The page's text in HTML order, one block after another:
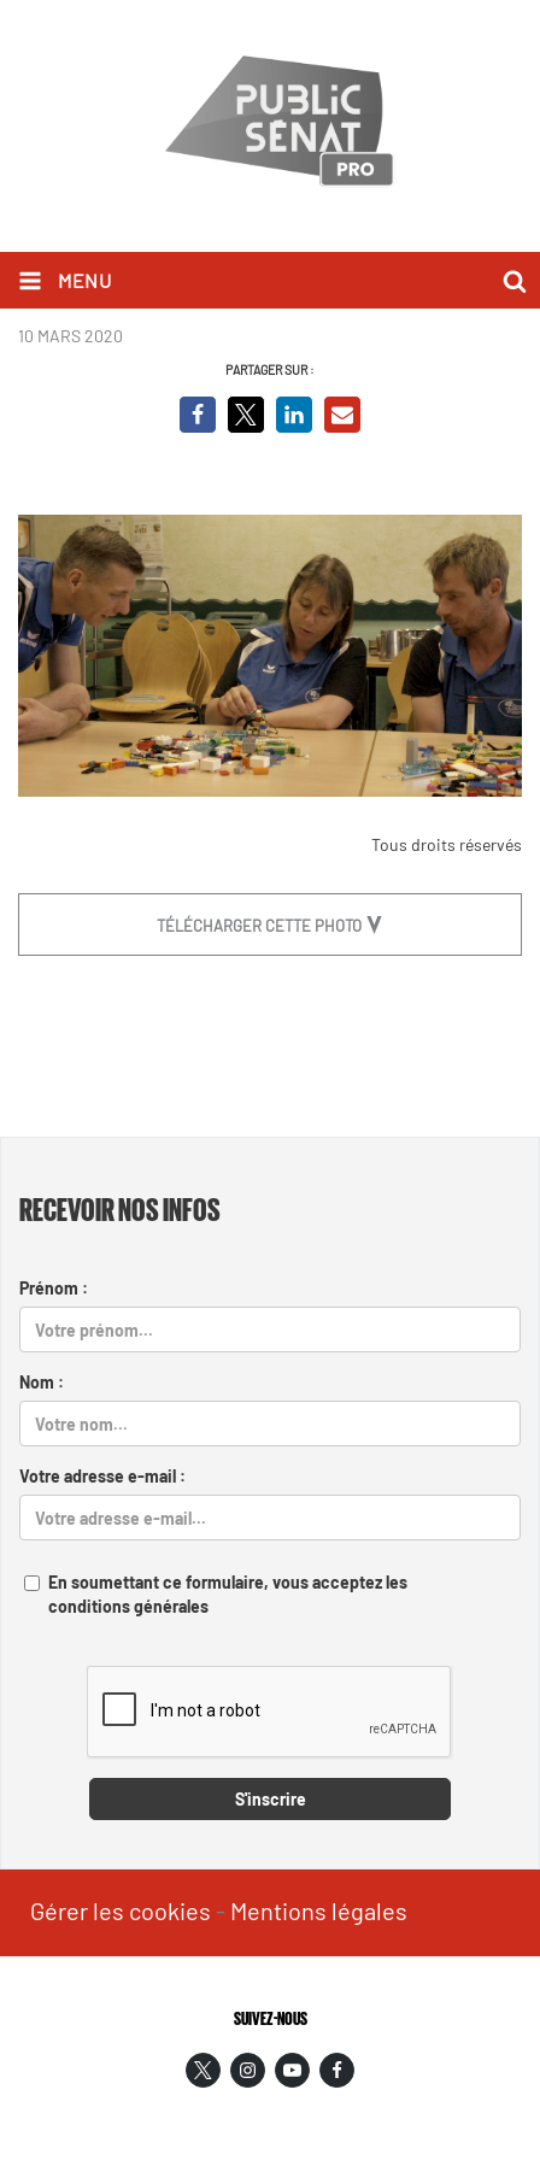
MENU
Le souffle du canon
10 MARS 2020
PARTAGER SUR :
Tous droits réservés
TÉLÉCHARGER CETTE PHOTO
RECEVOIR NOS INFOS
Prénom :
Nom :
Votre adresse e-mail :
En soumettant ce formulaire, vous acceptez les
conditions générales
S'inscrire
Gérer les cookies - Mentions légales
SUIVEZ-NOUS